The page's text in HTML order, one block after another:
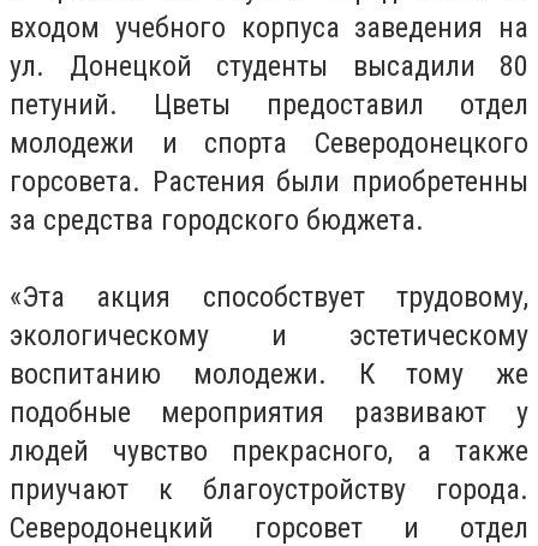
входом учебного корпуса заведения на
ул. Донецкой студенты высадили 80
петуний. Цветы предоставил отдел
молодежи и спорта Северодонецкого
горсовета. Растения были приобретенны
за средства городского бюджета.
«Эта акция способствует трудовому,
экологическому и эстетическому
воспитанию молодежи. К тому же
подобные мероприятия развивают у
людей чувство прекрасного, а также
приучают к благоустройству города.
Северодонецкий горсовет и отдел